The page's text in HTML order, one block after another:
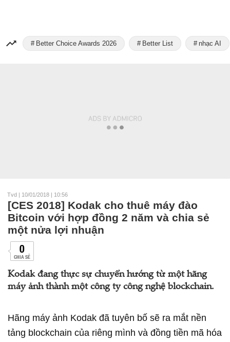
Better Choice Awards 2026 Better List nhạc AI
Tvd | 10/01/2018 | 10:56
[CES 2018] Kodak cho thuê máy đào
Bitcoin với hợp đồng 2 năm và chia sẻ
một nửa lợi nhuận
0
CHIA SẺ
Kodak đang thực sự chuyển hướng từ một hãng
máy ảnh thành một công ty công nghệ blockchain.
Hãng máy ảnh Kodak đã tuyên bố sẽ ra mắt nền
tảng blockchain của riêng mình và đồng tiền mã hóa